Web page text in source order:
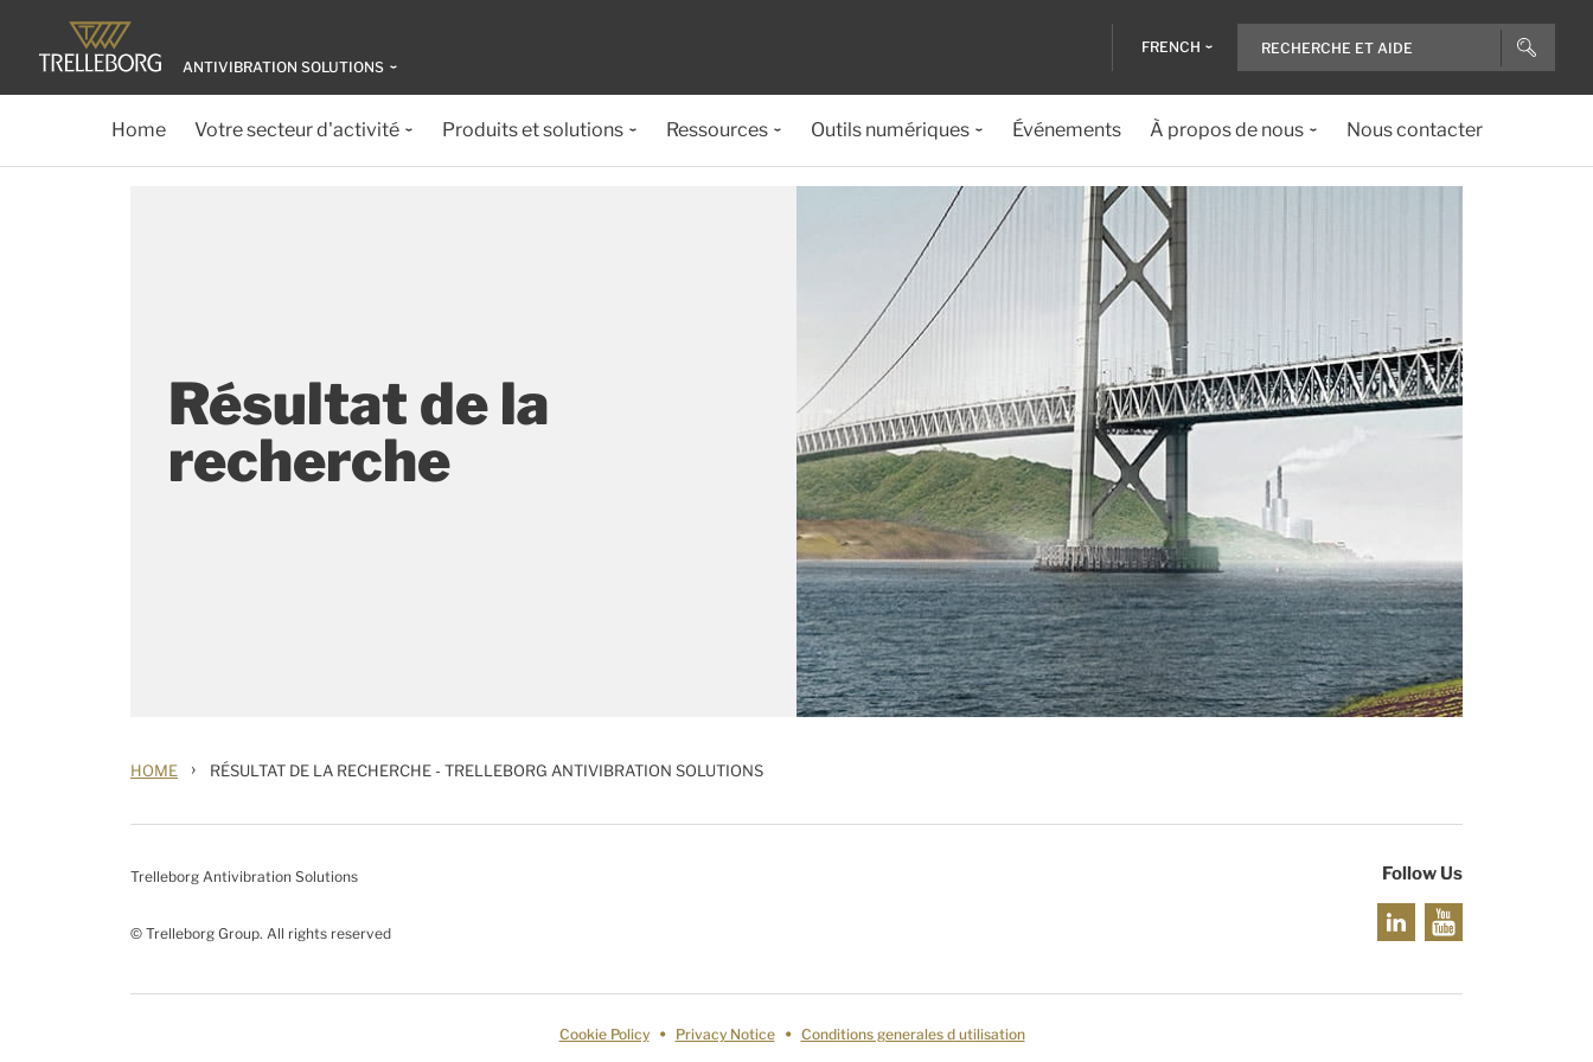
ANTIVIBRATION SOLUTIONS
FRENCH
Home Votre secteur d'activité Produits et solutions Ressources Outils numériques Événements À propos de nous Nous contacter
Résultat de la
recherche
HOME › RÉSULTAT DE LA RECHERCHE - TRELLEBORG ANTIVIBRATION SOLUTIONS
Trelleborg Antivibration Solutions
© Trelleborg Group. All rights reserved
Follow Us
Cookie Policy Privacy Notice Conditions generales d utilisation